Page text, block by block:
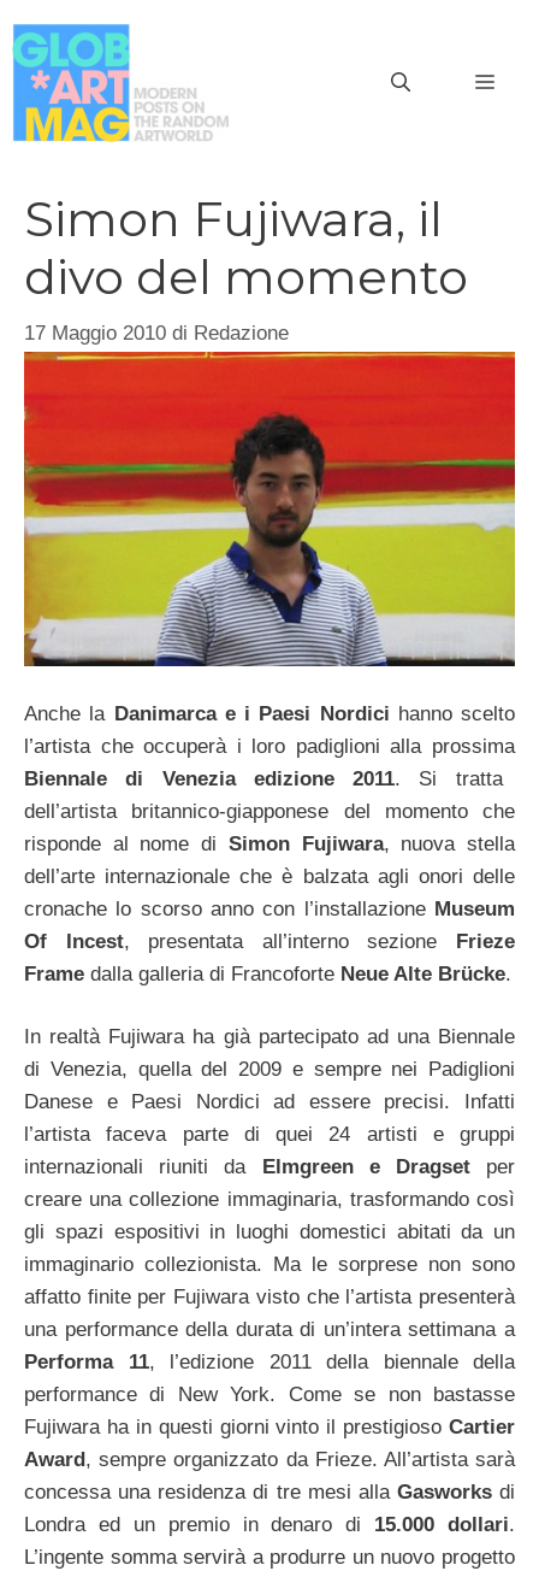
al
contenuto
Simon Fujiwara, il
divo del momento
17 Maggio 2010 di Redazione
Anche la Danimarca e i Paesi Nordici hanno scelto
l’artista che occuperà i loro padiglioni alla prossima
Biennale di Venezia edizione 2011. Si tratta
dell’artista britannico-giapponese del momento che
risponde al nome di Simon Fujiwara, nuova stella
dell’arte internazionale che è balzata agli onori delle
cronache lo scorso anno con l’installazioneMuseum
Of Incest, presentata all’interno sezione Frieze
Frame dalla galleria di Francoforte Neue Alte Brücke.
In realtà Fujiwara ha già partecipato ad una Biennale
di Venezia, quella del 2009 e sempre nei Padiglioni
Danese e Paesi Nordici ad essere precisi. Infatti
l’artista faceva parte di quei 24 artisti e gruppi
internazionali riuniti da Elmgreen e Dragsetper
creare una collezione immaginaria, trasformando così
gli spazi espositivi in luoghi domestici abitati da un
immaginario collezionista. Ma le sorprese non sono
affatto finite per Fujiwara visto che l’artista presenterà
una performance della durata di un’intera settimana a
Performa 11, l’edizione 2011 della biennale della
performance di New York. Come se non bastasse
Fujiwara ha in questi giorni vinto il prestigioso Cartier
Award, sempre organizzato da Frieze. All’artista sarà
concessa una residenza di tre mesi alla Gasworksdi
Londra ed un premio in denaro di 15.000 dollari.
L’ingente somma servirà a produrre un nuovo progetto